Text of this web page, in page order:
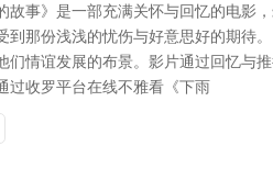
故事》是一部充满关怀与回忆的电
到那份浅浅的忧伤与好意思好的期待
们情谊发展的布景。影片通过回忆与
过收罗平台在线不雅看《下雨